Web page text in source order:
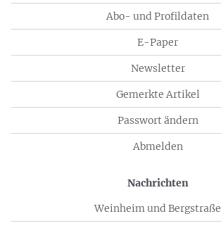
Abo- und Profildaten
E-Paper
Newsletter
Gemerkte Artikel
Passwort ändern
Abmelden
Nachrichten
Weinheim und Bergstraße